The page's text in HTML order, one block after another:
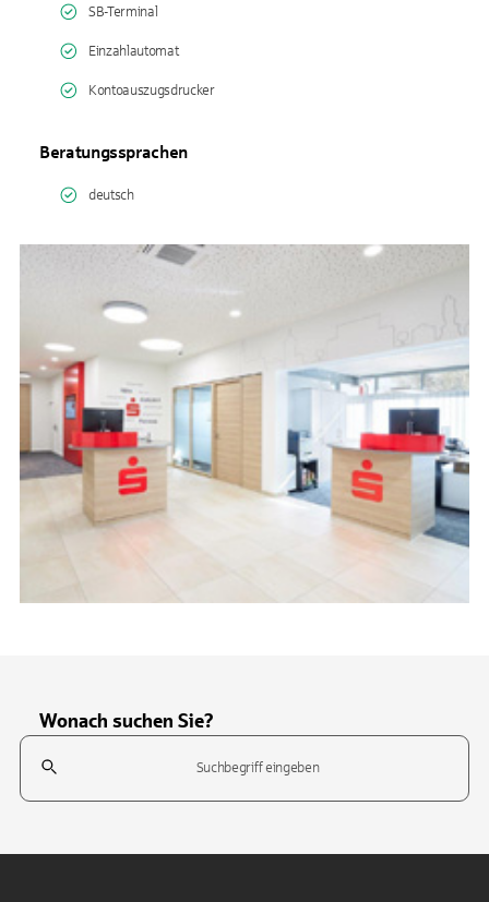
SB-Terminal
Einzahlautomat
Kontoauszugsdrucker
Beratungssprachen
deutsch
Wonach suchen Sie?
Suchfeld